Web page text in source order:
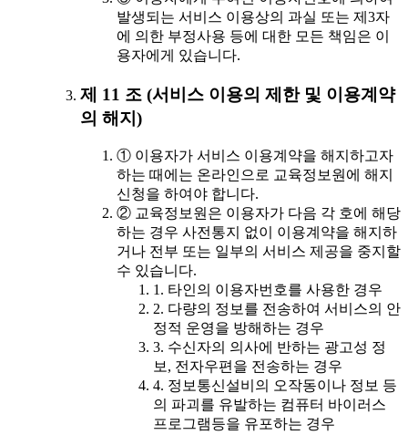
발생되는 서비스 이용상의 과실 또는 제3자
에 의한 부정사용 등에 대한 모든 책임은 이
용자에게 있습니다.
제 11 조 (서비스 이용의 제한 및 이용계약
의 해지)
① 이용자가 서비스 이용계약을 해지하고자
하는 때에는 온라인으로 교육정보원에 해지
신청을 하여야 합니다.
② 교육정보원은 이용자가 다음 각 호에 해당
하는 경우 사전통지 없이 이용계약을 해지하
거나 전부 또는 일부의 서비스 제공을 중지할
수 있습니다.
1. 타인의 이용자번호를 사용한 경우
2. 다량의 정보를 전송하여 서비스의 안
정적 운영을 방해하는 경우
3. 수신자의 의사에 반하는 광고성 정
보, 전자우편을 전송하는 경우
4. 정보통신설비의 오작동이나 정보 등
의 파괴를 유발하는 컴퓨터 바이러스
프로그램등을 유포하는 경우